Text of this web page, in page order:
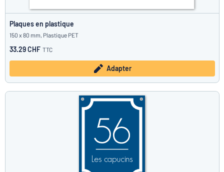
Plaques en plastique
150 x 80 mm, Plastique PET
33.29 CHF TTC
Adapter